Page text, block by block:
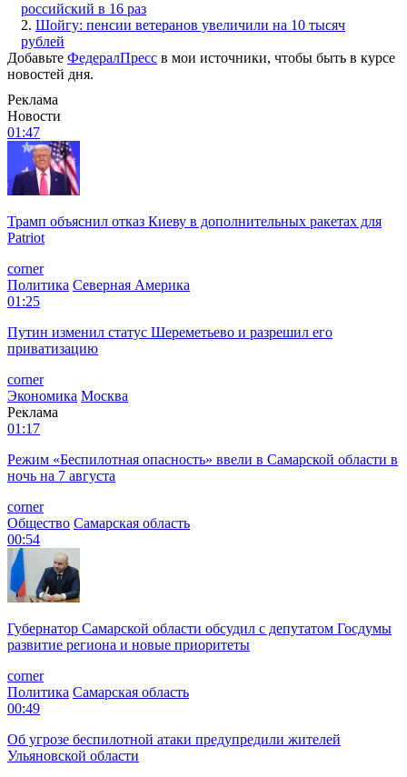
российский в 16 раз
2. Шойгу: пенсии ветеранов увеличили на 10 тысяч
рублей
Добавьте ФедералПресс в мои источники, чтобы быть в курсе
новостей дня.
Реклама
Новости
01:47
Трамп объяснил отказ Киеву в дополнительных ракетах для
Patriot
corner
Политика Северная Америка
01:25
Путин изменил статус Шереметьево и разрешил его
приватизацию
corner
Экономика Москва
Реклама
01:17
Режим «Беспилотная опасность» ввели в Самарской области в
ночь на 7 августа
corner
Общество Самарская область
00:54
Губернатор Самарской области обсудил с депутатом Госдумы
развитие региона и новые приоритеты
corner
Политика Самарская область
00:49
Об угрозе беспилотной атаки предупредили жителей
Ульяновской области